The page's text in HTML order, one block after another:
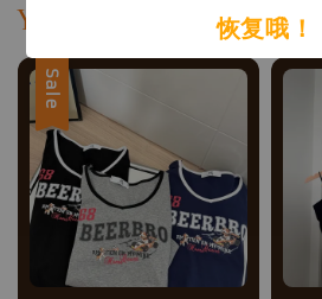
恢复哦！
You may also like
Sale